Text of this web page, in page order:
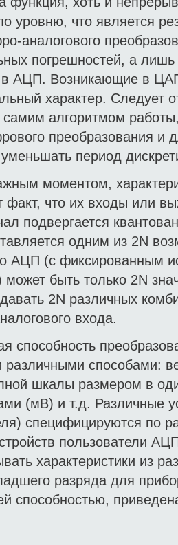
уровню, что является
аналогового
погрешностей, а лишь
АЦП. Возникающие в
характер. Следует
алгоритмом
преобразования и
период
моментом,
факт, что их входы или
подвергается
одним из 2N
АЦП (с фиксированным
может быть только 2N
2N различных
входа.
способность
различными способами:
шкалы размером в
(мВ) и т.д. Различные
специфицируются по
пользователи
характеристики из
разряда для
способностью,